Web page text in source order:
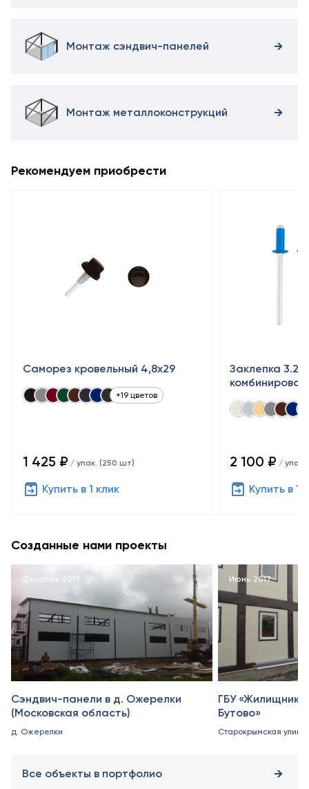
Монтаж сэндвич-панелей
Монтаж металлоконструкций
Рекомендуем приобрести
Саморез кровельный 4,8x29
+19 цветов
1 425 ₽ / упак. (250 шт)
Купить в 1 клик
Заклепка
2 100 ₽ / упак.
Купить в 1
Созданные нами проекты
Декабрь 2019
Сэндвич-панели в д. Ожерелки
(Московская область)
д. Ожерелки
Июнь 2017
ГБУ «Жилищник
Бутово»
Старокрымская улица,
Все объекты в портфолио